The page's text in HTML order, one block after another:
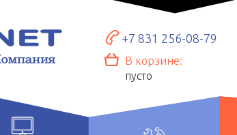
+7 831 256-08-79
В корзине:
пусто